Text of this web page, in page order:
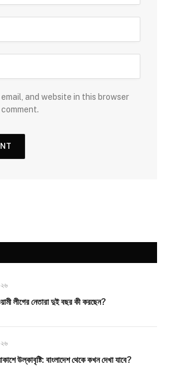
email, and website in this browser
লীগের নেতারা দুই বছর কী করছেন?
উল্কাবৃষ্টি: বাংলাদেশ থেকে কখন দেখা যাবে?